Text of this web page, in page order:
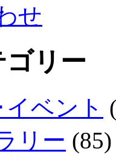
せ
リー
ベント
リー (85)